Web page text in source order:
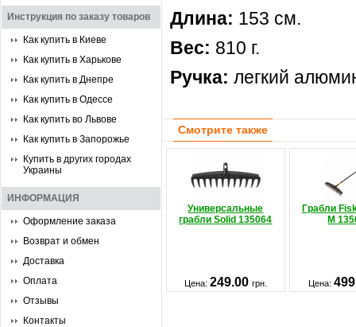
Инструкция по заказу товаров
Как купить в Киеве
Как купить в Харькове
Как купить в Днепре
Как купить в Одессе
Как купить во Львове
Как купить в Запорожье
Купить в других городах
Украины
ИНФОРМАЦИЯ
Оформление заказа
Возврат и обмен
Доставка
Оплата
Отзывы
Контакты
Длина: 153 см.
Вес: 810 г.
Ручка: легкий
Смотрите также
Универсальные
грабли Solid 135064
Грабли
M
Цена: 249.00 грн. Цена: